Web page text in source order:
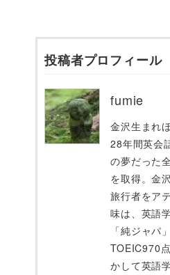
投稿者プロフィール
fumie
金沢生まれ
28年間英会
の夢だった
を取得。金
旅行者をア
味は、英語
「純ジャパ
TOEIC970
かして英語